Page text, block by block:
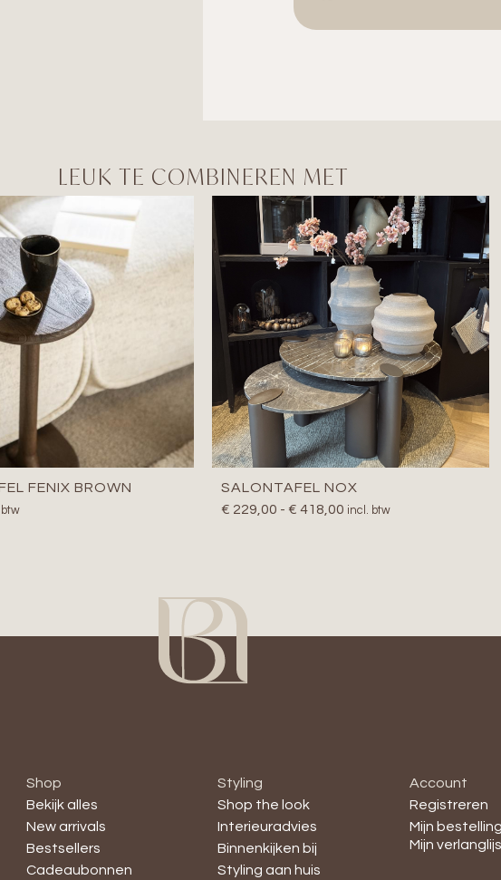
LEUK TE COMBINEREN MET
FENIX BROWN
SALONTAFEL NOX
€ 229,00 - € 418,00 incl. btw
Shop
Bekijk alles
New arrivals
Bestsellers
Cadeaubonnen
Styling
Shop the look
Interieuradvies
Binnenkijken bij
Styling aan huis
Account
Registreren
Mijn
Mijn